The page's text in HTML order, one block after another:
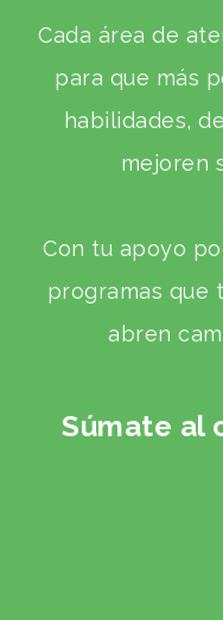
Cada área de
para que más
habilidades,
mejoren
Con tu apoyo
programas que
abren
Súmate al